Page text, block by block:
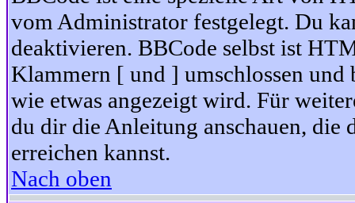
vom Administrator festgelegt. Du
deaktivieren. BBCode selbst ist
Klammern [ und ] umschlossen
wie etwas angezeigt wird. Für
du dir die Anleitung anschauen, die
erreichen kannst.
Nach oben